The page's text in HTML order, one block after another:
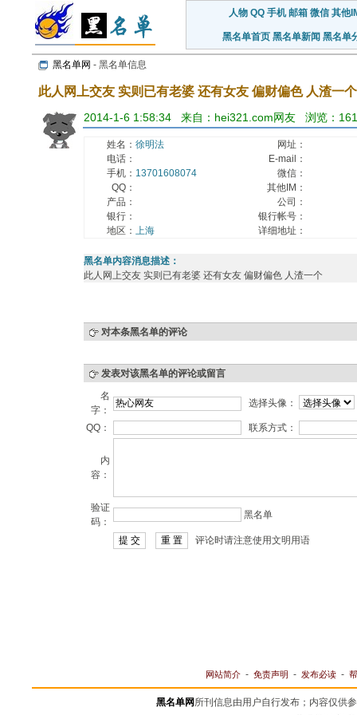
人物 QQ 手机 邮箱 微信 其他
黑名单首页 黑名单新闻 黑名单
黑名单网 - 黑名单信息
此人网上交友 实则已有老婆 还有女友 偏财偏色 人渣一个
2014-1-6 1:58:34 来自：hei321.com网友 浏览：
姓名： 徐明法
网址：
电话：
E-mail：
手机： 13701608074
微信：
QQ：
其他IM：
产品：
公司：
银行：
银行帐号：
地区： 上海 详细地址：
黑名单内容消息描述：
此人网上交友 实则已有老婆 还有女友 偏财偏色 人渣一个
对本条黑名单的评论
发表对该黑名单的评论或留言
名
字：
选择头像：
QQ： 联系方式：
内
容：
验证
码：
黑名单
评论时请注意使用文明用语
网站简介 - 免责声明 - 发布必读 -
黑名单网 所刊信息由用户自行发布；内容仅供